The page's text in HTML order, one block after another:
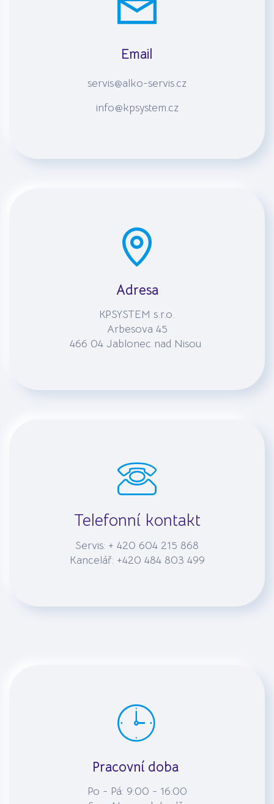
Email
servis@alko-servis.cz
info@kpsystem.cz
Adresa
KPSYSTEM s.r.o.
Arbesova 45
466 04 Jablonec nad Nisou
Telefonní kontakt
Servis: + 420 604 215 868
Kancelář: +420 484 803 499
Pracovní doba
Po - Pá: 9:00 - 16:00